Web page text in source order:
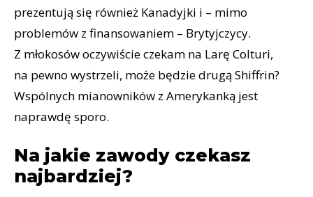
prezentują się również Kanadyjki i – mimo
problemów z finansowaniem – Brytyjczycy.
Z młokosów oczywiście czekam na Larę Colturi,
na pewno wystrzeli, może będzie drugą Shiffrin?
Wspólnych mianowników z Amerykanką jest
naprawdę sporo.
Na jakie zawody czekasz
najbardziej?